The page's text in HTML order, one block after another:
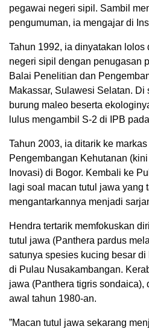
pegawai negeri sipil. Sambil
pengumuman, ia mengajar di
Tahun 1992, ia dinyatakan
negeri sipil dengan penugasan
Balai Penelitian dan
Makassar, Sulawesi Selatan.
burung maleo beserta
lulus mengambil S-2 di IPB
Tahun 2003, ia ditarik ke
Pengembangan Kehutanan
Inovasi) di Bogor. Kembali ke
lagi soal macan tutul jawa yang
mengantarkannya menjadi
Hendra tertarik memfokuskan
tutul jawa (Panthera pardus
satunya spesies kucing besar
di Pulau Nusakambangan.
jawa (Panthera tigris sondaica),
awal tahun 1980-an.
”Macan tutul jawa sekarang